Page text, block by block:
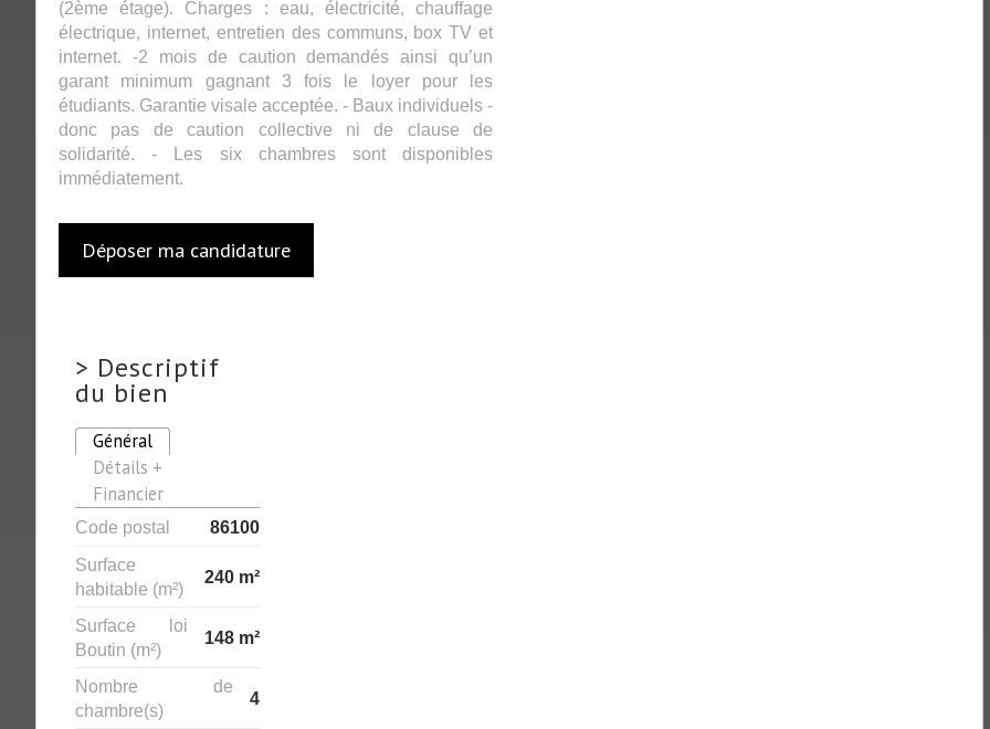
(2ème étage). Charges : eau, électricité, chauffage
électrique, internet, entretien des communs, box TV et
internet. -2 mois de caution demandés ainsi qu’un
garant minimum gagnant 3 fois le loyer pour les
étudiants. Garantie visale acceptée. - Baux individuels -
donc pas de caution collective ni de clause de
solidarité. - Les six chambres sont disponibles
immédiatement.
Déposer ma candidature
> Descriptif
du bien
Général
Détails +
Financier
Code postal
86100
Surface
habitable (m²)
240 m²
Surface loi
Boutin (m²)
148 m²
Nombre de
chambre(s)
4